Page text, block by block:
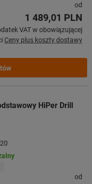
od
1 489,01 PLN
VAT w obowiązującej
Ceny plus koszty dostawy
HiPer Drill
od